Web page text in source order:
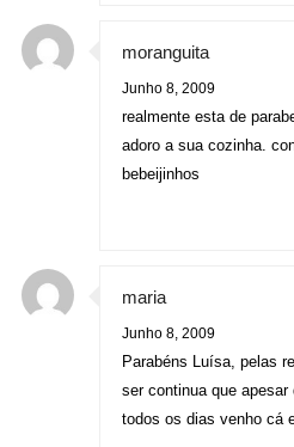
moranguita
Junho 8, 2009
realmente esta de
adoro a sua cozinha.
bebeijinhos
maria
Junho 8, 2009
Parabéns Luísa, pelas
ser continua que apesar
todos os dias venho cá